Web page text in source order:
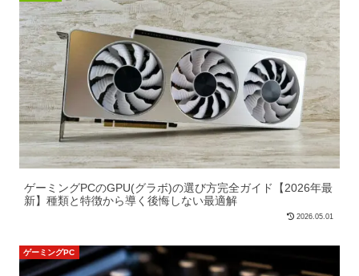
ゲーミングPCのGPU(グラボ)の選び方完全ガイド【2026年最
新】種類と特徴から導く後悔しない最適解
2026.05.01
ゲーミングPC